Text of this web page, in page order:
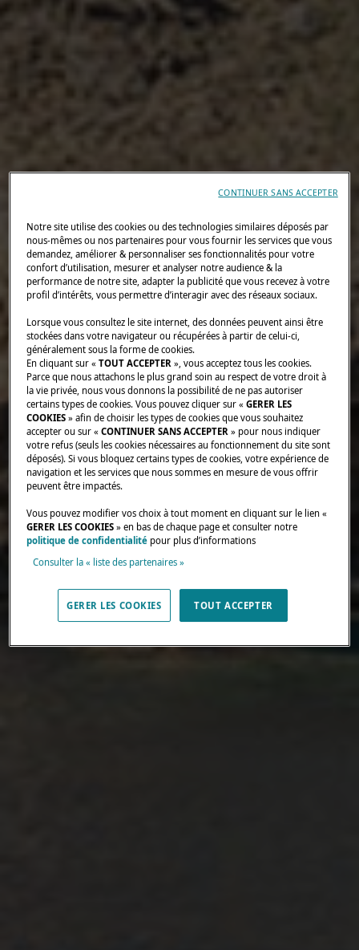
Notre site utilise des cookies ou des technologies similaires déposés par
nous-mêmes ou nos partenaires pour vous fournir les services que vous
demandez, améliorer & personnaliser ses fonctionnalités pour votre
confort d’utilisation, mesurer et analyser notre audience & la
performance de notre site, adapter la publicité que vous recevez à votre
profil d’intérêts, vous permettre d’interagir avec des réseaux sociaux.
Lorsque vous consultez le site internet, des données peuvent ainsi être
stockées dans votre navigateur ou récupérées à partir de celui-ci,
généralement sous la forme de cookies.
En cliquant sur «TOUT ACCEPTER », vous acceptez tous les cookies.
Parce que nous attachons le plus grand soin au respect de votre droit à
la vie privée, nous vous donnons la possibilité de ne pas autoriser
certains types de cookies. Vous pouvez cliquer sur «GERER LES
COOKIES » afin de choisir les types de cookies que vous souhaitez
accepter ou sur «CONTINUER SANS ACCEPTER » pour nous indiquer
votre refus (seuls les cookies nécessaires au fonctionnement du site sont
déposés). Si vous bloquez certains types de cookies, votre expérience de
navigation et les services que nous sommes en mesure de vous offrir
peuvent être impactés.
Vous pouvez modifier vos choix à tout moment en cliquant sur le lien «
GERER LES COOKIES » en bas de chaque page et consulter notre
politique de confidentialité pour plus d’informations
Consulter la « liste des partenaires »
GERER LES COOKIES TOUT ACCEPTER
CONTINUER SANS ACCEPTER